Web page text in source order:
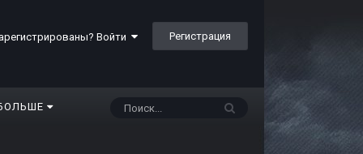
Войти Регистрация